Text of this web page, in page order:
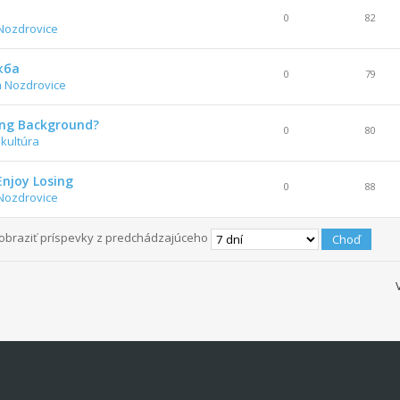
0 82
Nozdrovice
0 79
Background? 0 80
Losing 0 88
príspevky z predchádzajúceho